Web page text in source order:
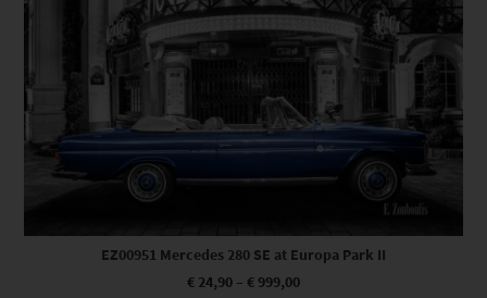
EZ00951 Mercedes 280 SE at Europa Park II
€ 24,90 – € 999,00